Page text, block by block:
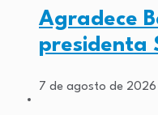
Agradece
presidenta
7 de agosto de 2026